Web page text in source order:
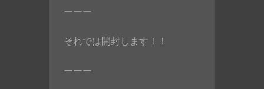
ーーー
それでは開封します！！
ーーー